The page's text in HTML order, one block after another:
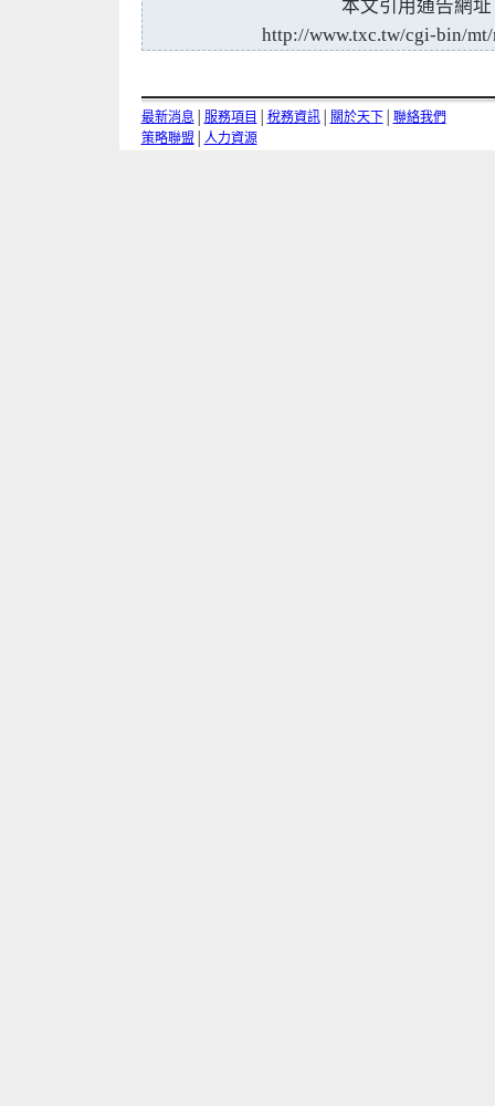
本文引用通告網址
http://www.txc.tw/cgi-bin/
最新消息│ 服務項目 稅務資訊│ 關於天下
聯絡我們
策略聯盟
人力資源